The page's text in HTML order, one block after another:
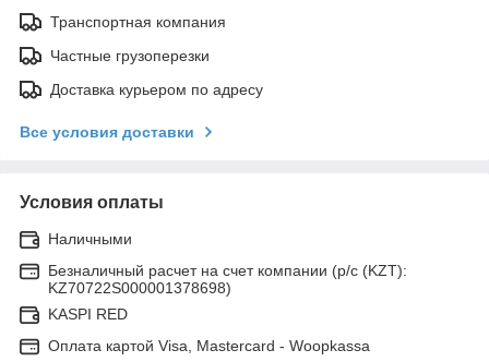
Транспортная компания
Частные грузоперезки
Доставка курьером по адресу
Все условия доставки
Условия оплаты
Наличными
Безналичный расчет на счет компании (р/с (KZT):
KZ70722S000001378698)
KASPI RED
Оплата картой Visa, Mastercard - Woopkassa